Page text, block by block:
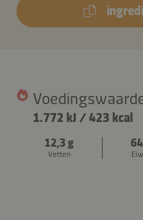
1.772 kJ /423 kcal
12,3 g
Vetten